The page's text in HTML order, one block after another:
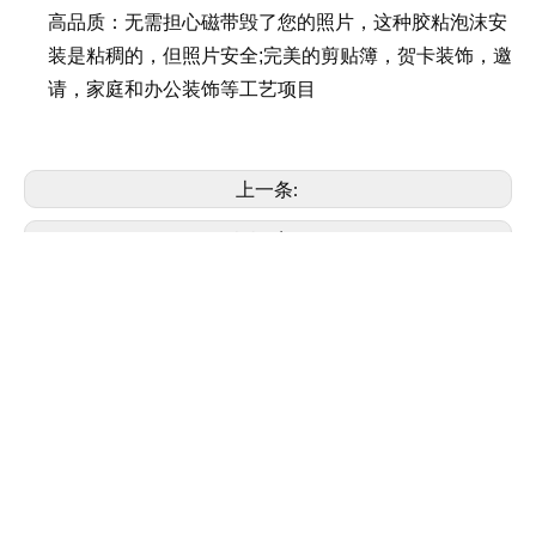
高品质：无需担心磁带毁了您的照片，这种胶粘泡沫安
装是粘稠的，但照片安全;完美的剪贴簿，贺卡装饰，邀
请，家庭和办公装饰等工艺项目
上一条:
下一条: